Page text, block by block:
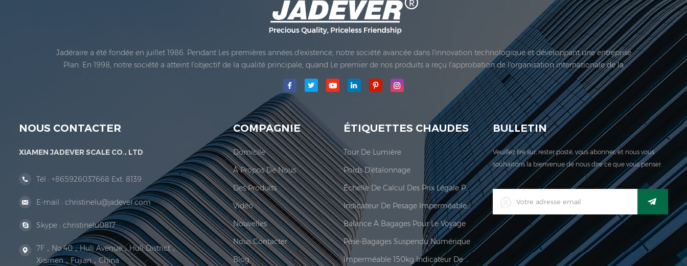
Jadéraire a été fondée en juillet 1986. Pendant Les premières années d'existence, notre société avancée dans l'innovation technologique et développant une entreprise
Plan. En 1998, notre société a atteint l'objectif de la qualité principale, quand Le premier de nos produits a reçu l'approbation de l'organisation internationale de la
métrologie légale En 1999, Xiamen Jadéraire Échelle Co., Ltd.a été établie; La principale zone de production de notre société est située ici. En 2006, Jadeur acquis ...
NOUS CONTACTER
XIAMEN JADEVER SCALE CO., LTD
Tél : +865926037668 Ext. 8139
E-mail : christinelu@jadever.com
Skype : christinelu0817
7F，No.40，Huli Avenue，Huli District，
Xiamen，Fujian，China
COMPAGNIE
Domicile
À Propos De Nous
Des Produits
Vidéo
Nouvelles
Nous Contacter
Blog
ÉTIQUETTES CHAUDES
Tour De Lumière
Poids D'étalonnage
Échelle De Calcul Des Prix Légale Pour Le Commerce
Indicateur De Pesage Imperméable Industriel Industriel Numérique LED
Balance À Bagages Pour Le Voyage
Pèse-Bagages Suspendu Numérique
Imperméable 150kg Indicateur De Pesée
BULLETIN
Veuillez lire sur, rester posté, vous abonner, et nous vous
souhaitons la bienvenue de nous dire ce que vous penser.